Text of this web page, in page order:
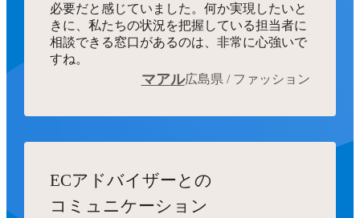
必要だと感じていました。何か実現したいと
きに、私たちの状況を把握している担当者に
相談できる窓口があるのは、非常に心強いで
すね。
マアル広島県 / ファッション
ECアドバイザーとの
コミュニケーション